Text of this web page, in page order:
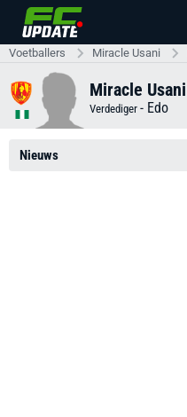
Voetballers Miracle Usani
Miracle Usani
Verdediger - Edo
Nieuws